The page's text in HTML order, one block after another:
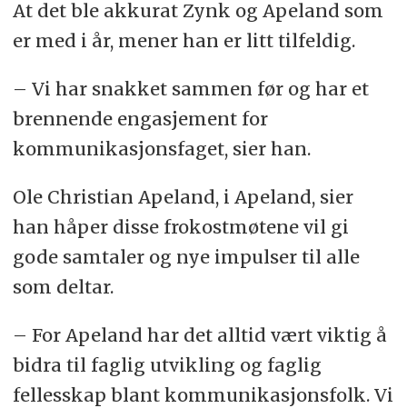
At det ble akkurat Zynk og Apeland som
er med i år, mener han er litt tilfeldig.
– Vi har snakket sammen før og har et
brennende engasjement for
kommunikasjonsfaget, sier han.
Ole Christian Apeland, i Apeland, sier
han håper disse frokostmøtene vil gi
gode samtaler og nye impulser til alle
som deltar.
– For Apeland har det alltid vært viktig å
bidra til faglig utvikling og faglig
fellesskap blant kommunikasjonsfolk. Vi